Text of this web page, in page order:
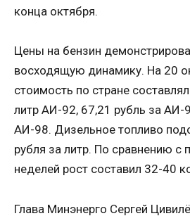
конца октября.
Цены на бензин
восходящую динамику. На 20
стоимость по стране
литр АИ-92, 67,21 рубль за АИ-
АИ-98. Дизельное топливо
рубля за литр. По сравнению
неделей рост составил 32-40
Глава Минэнерго Сергей